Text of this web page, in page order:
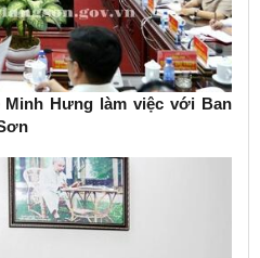
Hưng làm việc với Ban